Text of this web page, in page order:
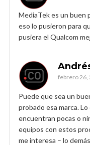
MediaTek es un buen
eso lo pusieron para
pusiera el Qualcom
febrero 26,
Puede que sea un
probado esa marca.
encuentran pocas o
equipos con estos
me interesa – lo